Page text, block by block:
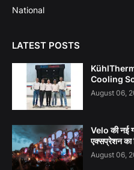
National
LATEST POSTS
KühlTherm
Cooling
August 06,
Velo की नई
एक्सप्रेशन का
August 06,